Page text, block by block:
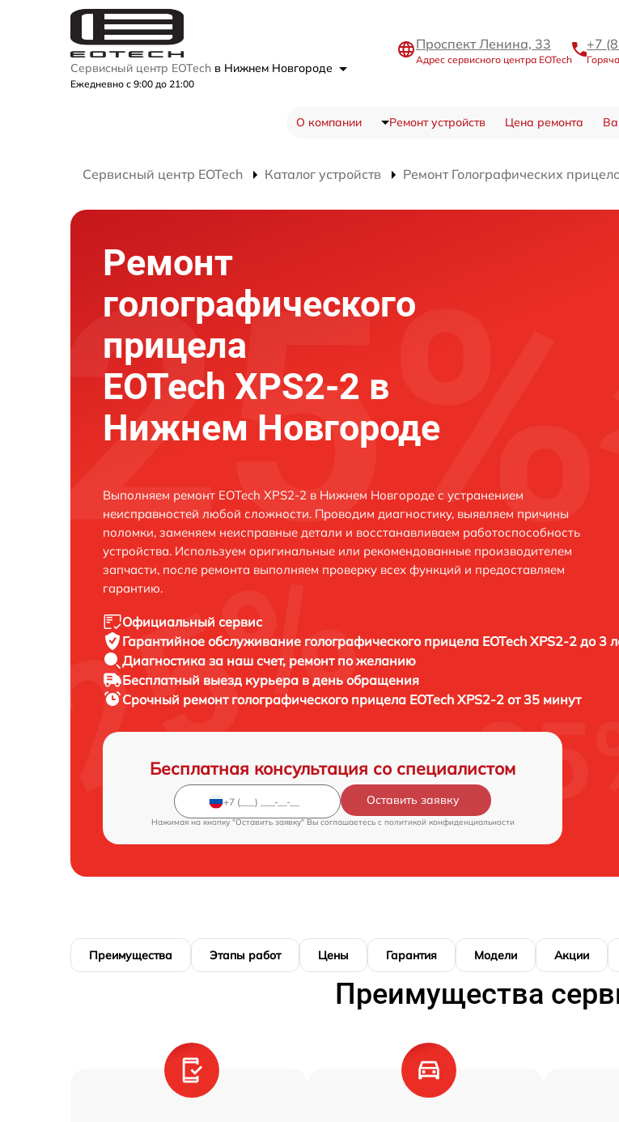
Сервисный центр EOTech в Нижнем Новгороде
Ежедневно с 9:00 до 21:00
Проспект Ленина, 33
Адрес сервисного центра EOTech
+7
О компании Ремонт устройств Цена ремонта
Сервисный центр EOTech Каталог устройств Ремонт Голографических
Ремонт
голографического
прицела
EOTech XPS2-2 в
Нижнем Новгороде
Выполняем ремонт EOTech XPS2-2 в Нижнем Новгороде с устранением
неисправностей любой сложности. Проводим диагностику, выявляем причины
поломки, заменяем неисправные детали и восстанавливаем работоспособность
устройства. Используем оригинальные или рекомендованные производителем
запчасти, после ремонта выполняем проверку всех функций и предоставляем
гарантию.
Официальный сервис
Гарантийное обслуживание голографического прицела EOTech XPS2-2 до 3
Диагностика за наш счет, ремонт по желанию
Бесплатный выезд курьера в день обращения
Срочный ремонт голографического прицела EOTech XPS2-2 от 35 минут
Бесплатная консультация со специалистом
Оставить заявку
Нажимая на кнопку "Оставить заявку" Вы соглашаетесь c политикой конфиденциальности
Преимущества Этапы работ Цены Гарантия Модели Акции
Преимущества